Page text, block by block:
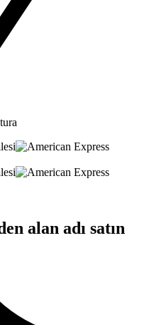
alan adı satın